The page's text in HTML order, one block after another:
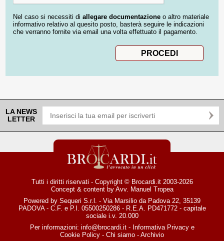
Nel caso si necessiti di allegare documentazione o altro materiale
informativo relativo al quesito posto, basterà seguire le indicazioni
che verranno fornite via email una volta effettuato il pagamento.
LA NEWS
LETTER
Tutti i diritti riservati - Copyright © Brocardi.it 2003-2026
Concept & content by Avv. Manuel Tropea
Powered by Sequeri S.r.l. - Via Marsilio da Padova 22, 35139
PADOVA - C.F. e P.I. 05500250286 - R.E.A. PD471772 - capitale
sociale i.v. 20.000
Per informazioni: info@brocardi.it- Informativa Privacye
Cookie Policy - Chi siamo - Archivio